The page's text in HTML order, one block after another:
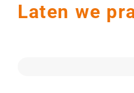
Laten we